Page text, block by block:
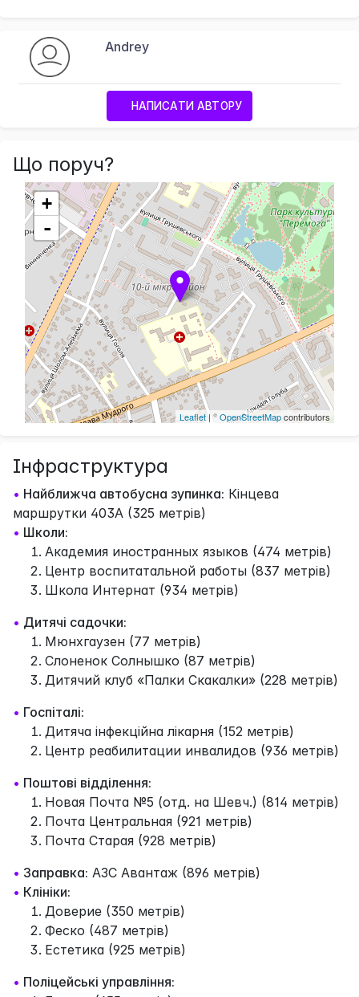
Andrey
НАПИСАТИ АВТОРУ
Що поруч?
+
-
Leaflet| ©OpenStreetMapcontributors
Інфраструктура
• Найближча автобусна зупинка: Кінцева
маршрутки 403А (325 метрів)
• Школи:
Академия иностранных языков (474 метрів)
Центр воспитатальной работы (837 метрів)
Школа Интернат (934 метрів)
• Дитячі садочки:
Мюнхгаузен (77 метрів)
Слоненок Солнышко (87 метрів)
Дитячий клуб «Палки Скакалки» (228 метрів)
• Госпіталі:
Дитяча інфекційна лікарня (152 метрів)
Центр реабилитации инвалидов (936 метрів)
• Поштові відділення:
Новая Почта №5 (отд. на Шевч.) (814 метрів)
Почта Центральная (921 метрів)
Почта Старая (928 метрів)
• Заправка: АЗС Авантаж (896 метрів)
• Клініки:
Доверие (350 метрів)
Феско (487 метрів)
Естетика (925 метрів)
• Поліцейські управління: